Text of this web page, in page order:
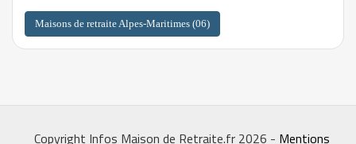
Maisons de retraite Alpes-Maritimes (06)
Copyright Infos Maison de Retraite.fr 2026 - Mentions